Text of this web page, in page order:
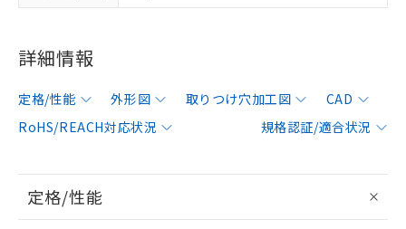
詳細情報
定格/性能 外形図 取りつけ穴加工図
CAD
RoHS/REACH対応状況
規格認証/適合状況
定格/性能